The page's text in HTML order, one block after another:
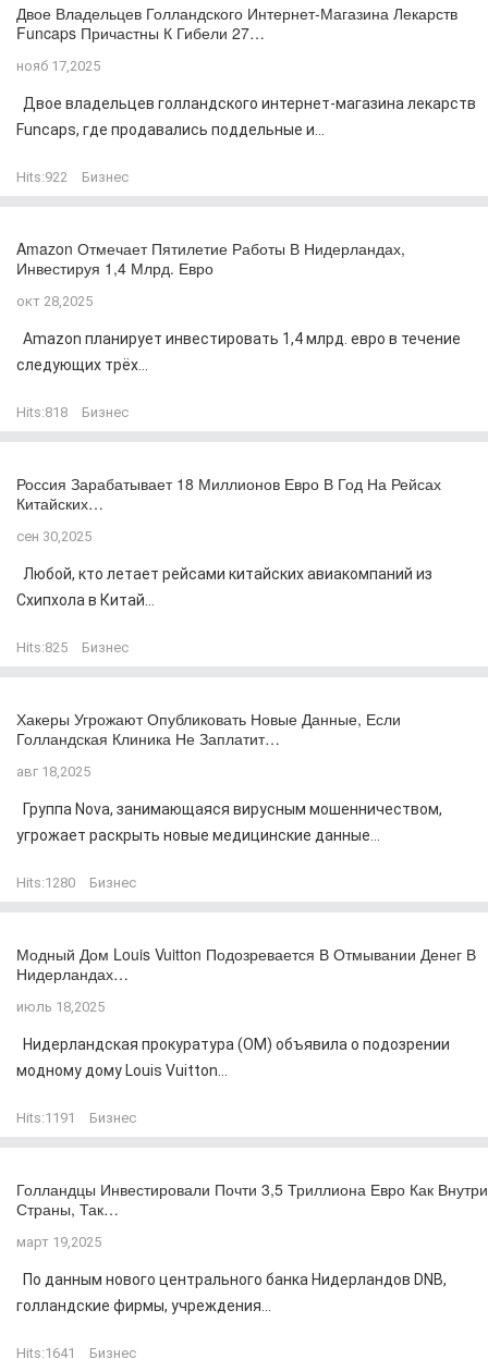
Двое Владельцев Голландского Интернет-Магазина Лекарств
Funcaps Причастны К Гибели 27…
нояб 17,2025
Двое владельцев голландского интернет-магазина лекарств
Funcaps, где продавались поддельные и...
Hits:922 Бизнес
Amazon Отмечает Пятилетие Работы В Нидерландах,
Инвестируя 1,4 Млрд. Евро
окт 28,2025
Amazon планирует инвестировать 1,4 млрд. евро в течение
следующих трёх...
Hits:818 Бизнес
Россия Зарабатывает 18 Миллионов Евро В Год На Рейсах
Китайских…
сен 30,2025
Любой, кто летает рейсами китайских авиакомпаний из
Схипхола в Китай...
Hits:825 Бизнес
Хакеры Угрожают Опубликовать Новые Данные, Если
Голландская Клиника Не Заплатит…
авг 18,2025
Группа Nova, занимающаяся вирусным мошенничеством,
угрожает раскрыть новые медицинские данные...
Hits:1280 Бизнес
Модный Дом Louis Vuitton Подозревается В Отмывании Денег В
Нидерландах…
июль 18,2025
Нидерландская прокуратура (OM) объявила о подозрении
модному дому Louis Vuitton...
Hits:1191 Бизнес
Голландцы Инвестировали Почти 3,5 Триллиона Евро Как Внутри
Страны, Так…
март 19,2025
По данным нового центрального банка Нидерландов DNB,
голландские фирмы, учреждения...
Hits:1641 Бизнес